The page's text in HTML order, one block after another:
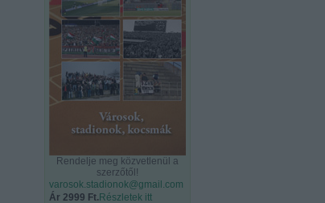
Rendelje meg közvetlenül a
szerzőtől!
varosok.stadionok@gmail.com
Ár 2999 Ft.Részletek itt